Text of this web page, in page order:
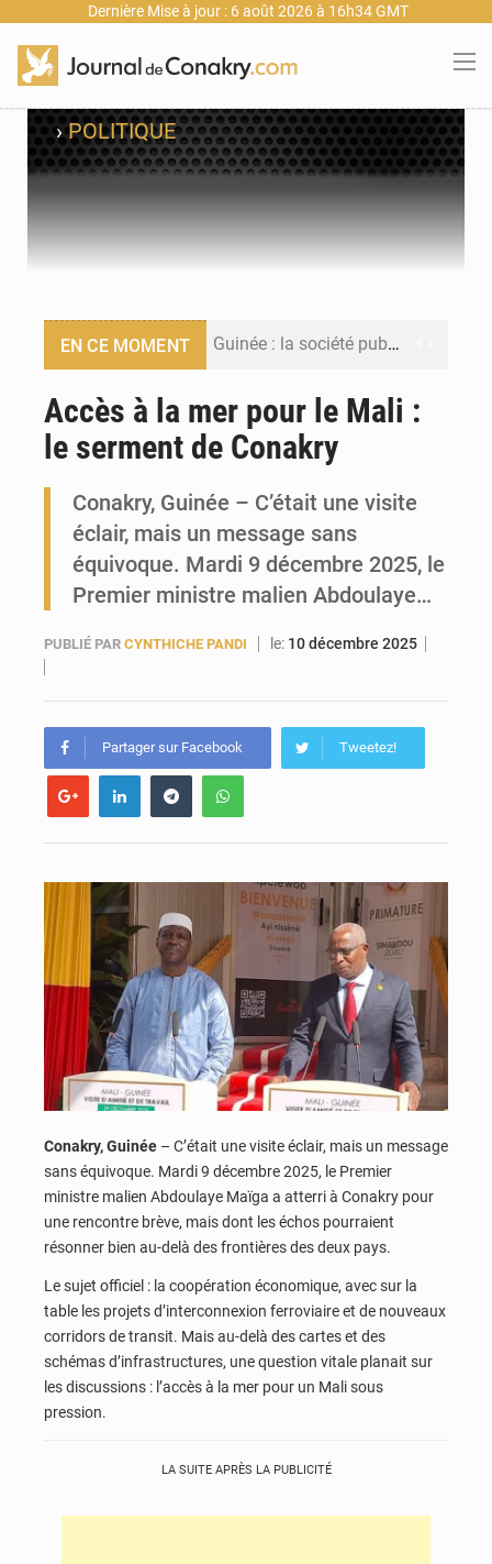
Dernière Mise à jour : 6 août 2026 à 16h34 GMT
›POLITIQUE
EN CE MOMENT Guinée : la société publique Nimba Mining Company signe sa première convention minière
Guinée : lancement du Club des financeurs pour faciliter l’accès des PME aux financements
Guinée : Amara Camara prend la coordination de l’action de l’État en l’absence du président Mamadi Doumbouya
Accès à la mer pour le Mali :
le serment de Conakry
Conakry, Guinée – C’était une visite
éclair, mais un message sans
équivoque. Mardi 9 décembre 2025, le
Premier ministre malien Abdoulaye…
PUBLIÉ PAR CYNTHICHE PANDI le: 10 décembre 2025
Partager sur Facebook Tweetez!
Conakry, Guinée – C’était une visite éclair, mais un message
sans équivoque. Mardi 9 décembre 2025, le Premier
ministre malien Abdoulaye Maïga a atterri à Conakry pour
une rencontre brève, mais dont les échos pourraient
résonner bien au-delà des frontières des deux pays.
Le sujet officiel : la coopération économique, avec sur la
table les projets d’interconnexion ferroviaire et de nouveaux
corridors de transit. Mais au-delà des cartes et des
schémas d’infrastructures, une question vitale planait sur
les discussions : l’accès à la mer pour un Mali sous
pression.
LA SUITE APRÈS LA PUBLICITÉ